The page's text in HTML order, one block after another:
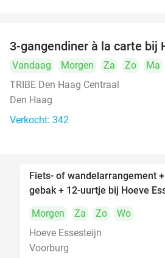
3-gangendiner à la carte bij
Vandaag Morgen Za Zo Ma
TRIBE Den Haag Centraal
Den Haag
Verkocht: 342
Fiets- of wandelarrangement
gebak + 12-uurtje bij Hoeve
Morgen
Za Zo
Wo
Hoeve Essesteijn
Voorburg